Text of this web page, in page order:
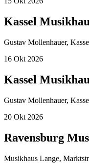
Kassel
Gustav Mollenhauer,
16 Okt 2026
Kassel
Gustav Mollenhauer,
20 Okt 2026
Ravensburg
Musikhaus Lange,